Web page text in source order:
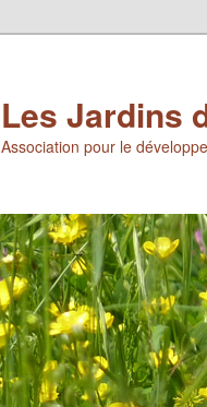
Les Jardins
Association pour le